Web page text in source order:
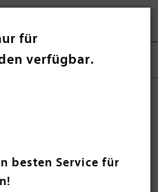
für
verfügbar.
besten Service für
Epochen bis zu
– unsere Auswahl bietet